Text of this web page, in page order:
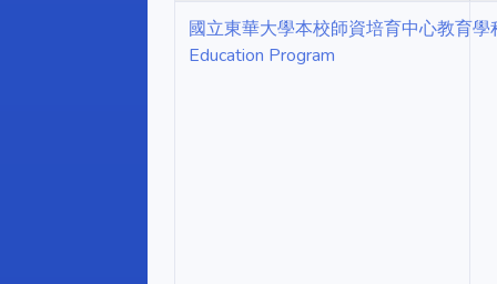
國立東華大學本校師資培育中心教育學
Education Program